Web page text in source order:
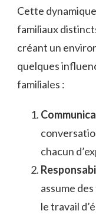
Cette
familiaux
créant un
quelques
familiales :
chacun
assume
le travail